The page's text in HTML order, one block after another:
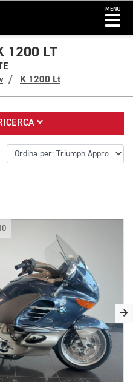
MENU
1200 LT
K 1200 Lt